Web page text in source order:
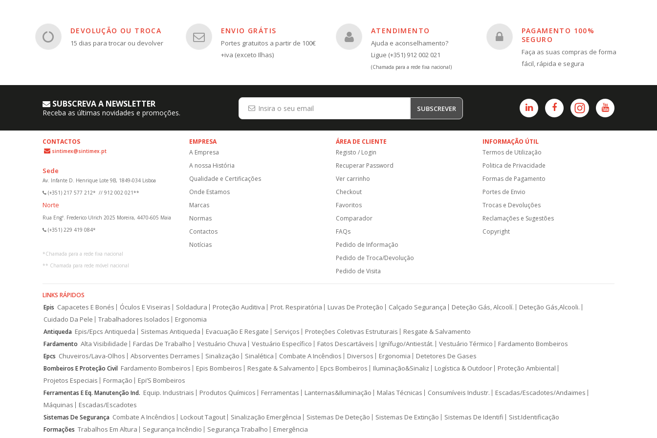
DEVOLUÇÃO OU TROCA
15 dias para trocar ou devolver
ENVIO GRÁTIS
Portes gratuitos a partir de 100€
+iva (exceto Ilhas)
ATENDIMENTO
Ajuda e aconselhamento?
Ligue (+351) 912 002 021
(Chamada para a rede fixa nacional)
PAGAMENTO 100%
SEGURO
Faça as suas compras de forma
fácil, rápida e segura
SUBSCREVA A NEWSLETTER
Receba as últimas novidades e promoções. SUBSCREVER
CONTACTOS
sintimex@sintimex.pt
Sede
Av. Infante D. Henrique Lote 9B, 1849-034 Lisboa
(+351) 217 577 212* // 912 002 021**
Norte
Rua Engº. Frederico Ulrich 2025 Moreira, 4470-605 Maia
(+351) 229 419 084*
*Chamada para a rede fixa nacional
** Chamada para rede móvel nacional
EMPRESA
A Empresa
A nossa História
Qualidade e Certificações
Onde Estamos
Marcas
Normas
Contactos
Notícias
ÁREA DE CLIENTE
Registo / Login
Recuperar Password
Ver carrinho
Checkout
Favoritos
Comparador
FAQs
Pedido de Informação
Pedido de Troca/Devolução
Pedido de Visita
INFORMAÇÃO ÚTIL
Termos de Utilização
Politica de Privacidade
Formas de Pagamento
Portes de Envio
Trocas e Devoluções
Reclamações e Sugestões
Copyright
LINKS RÁPIDOS
Epis Capacetes E Bonés Óculos E Viseiras Soldadura Proteção Auditiva Prot. Respiratória Luvas De Proteção Calçado Segurança Deteção Gás, Alcoolí.
Deteção Gás,Alcooli.
Cuidado Da Pele
Trabalhadores Isolados Ergonomia
Antiqueda Epis/Epcs Antiqueda Sistemas Antiqueda Evacuação E Resgate Serviços Proteções Coletivas Estruturais Resgate & Salvamento
Fardamento Alta Visibilidade Fardas De Trabalho Vestuário Chuva Vestuário Específico Fatos Descartáveis Ignífugo/Antiestát. Vestuário Térmico Fardamento Bombeiros
Epcs Chuveiros/Lava-Olhos Absorventes Derrames Sinalização Sinalética Combate A Incêndios Diversos Ergonomia Detetores De Gases
Bombeiros E Proteção Civil Fardamento Bombeiros Epis Bombeiros Resgate & Salvamento Epcs Bombeiros Iluminação&Sinaliz Logística & Outdoor
Proteção Ambiental
Projetos Especiais
Formação Epi’S Bombeiros
Ferramentas E Eq. Manutenção Ind. Equip. Industriais Produtos Químicos Ferramentas Lanternas&Iluminação Malas Técnicas Consumíveis Industr.
Escadas/Escadotes/Andaimes
Máquinas
Escadas/Escadotes
Sistemas De Segurança Combate A Incêndios Lockout Tagout Sinalização Emergência Sistemas De Deteção Sistemas De Extinção Sistemas De Identifi Sist.Identificação
Formações Trabalhos Em Altura Segurança Incêndio Segurança Trabalho Emergência